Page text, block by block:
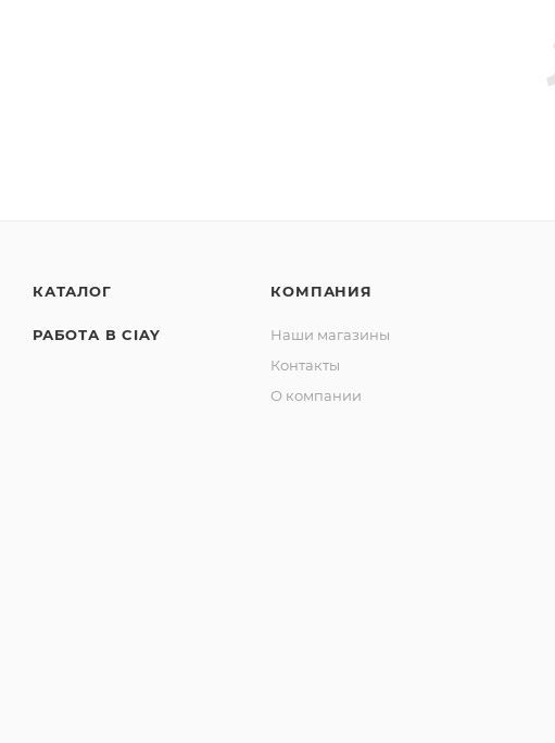
КАТАЛОГ
РАБОТА В CIAY
КОМПАНИЯ
Наши магазины
Контакты
О компании